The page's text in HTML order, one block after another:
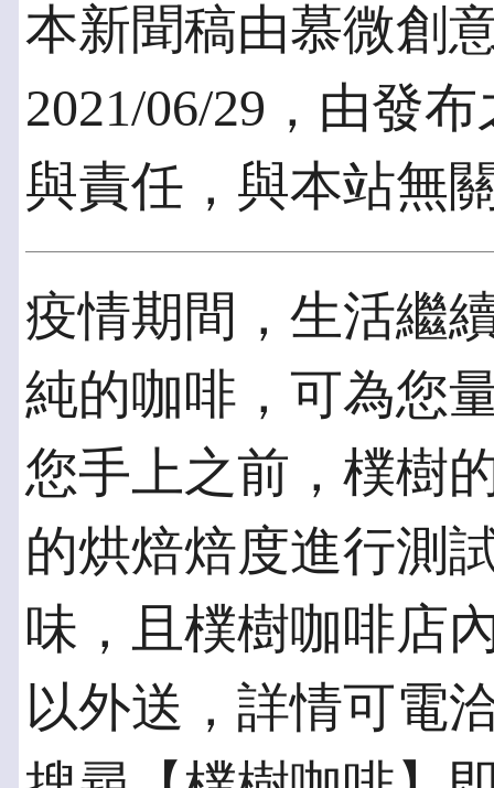
本新聞稿由慕微創
2021/06/29，由發
與責任，與本站無
疫情期間，生活繼
純的咖啡，可為您
您手上之前，樸樹
的烘焙焙度進行測
味，且樸樹咖啡店
以外送，詳情可電